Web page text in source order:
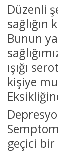
Düzenli
sağlığın
Bunun
ışığı
kişiye
geçici